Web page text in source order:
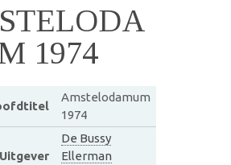
1974
Amstelodamum
1974
Uitgever
De Bussy
Ellerman